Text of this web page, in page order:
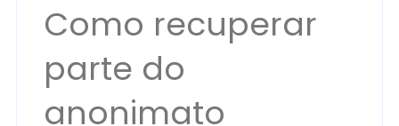
Como recuperar
parte do
anonimato